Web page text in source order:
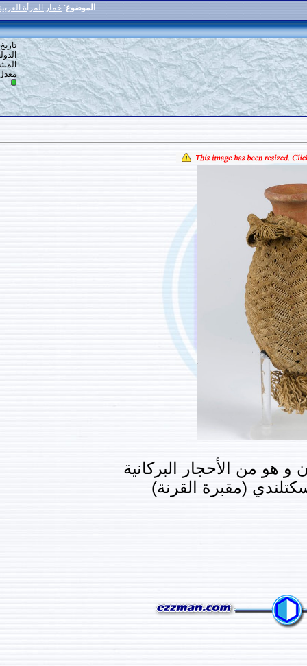
خمار المرأة العربية قبل الميلاد [نقش أثري]
#
27
تاريخ التسجيل: 19-07-2017
الدولة: ارض الله
المشاركات: 554
معدل تقييم المستوى: 10
البركانية
القرنة)